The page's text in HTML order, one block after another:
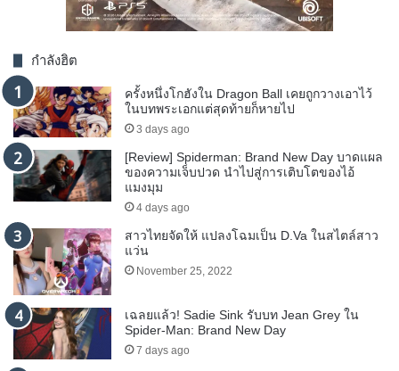
กำลังฮิต
ครั้งหนึ่งโกฮังใน Dragon Ball เคยถูกวางเอาไว้
ในบทพระเอกแต่สุดท้ายก็หายไป
3 days ago
[Review] Spiderman: Brand New Day บาดแผล
ของความเจ็บปวด นำไปสู่การเติบโตของไอ้
แมงมุม
4 days ago
สาวไทยจัดให้ แปลงโฉมเป็น D.Va ในสไตล์สาว
แว่น
November 25, 2022
เฉลยแล้ว! Sadie Sink รับบท Jean Grey ใน
Spider-Man: Brand New Day
7 days ago